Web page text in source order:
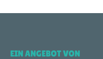
EIN ANGEBOT VON